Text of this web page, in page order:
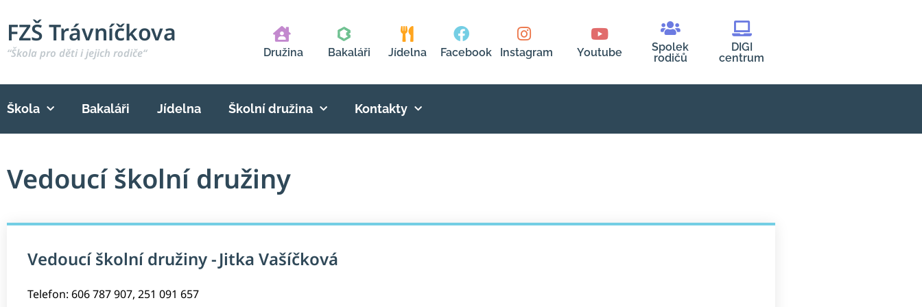
FZŠ Trávníčkova
“Škola pro děti i jejich rodiče“ Družina Bakaláři Jídelna Facebook Instagram Youtube
Spolek
rodičů
DIGI
centrum
Škola Bakaláři Jídelna Školní družina Kontakty
Vedoucí školní družiny
Vedoucí školní družiny -Jitka Vašíčková
Telefon: 606 787 907, 251 091 657